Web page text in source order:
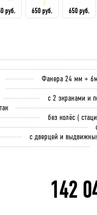
руб.
В корзину
650 руб.
В
650 руб.
Фанера 24 мм +
с 2 экранами и
без колёс (
с дверцей и
142